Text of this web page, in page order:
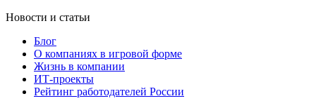
Новости и статьи
Блог
О компаниях в игровой форме
Жизнь в компании
ИТ-проекты
Рейтинг работодателей России